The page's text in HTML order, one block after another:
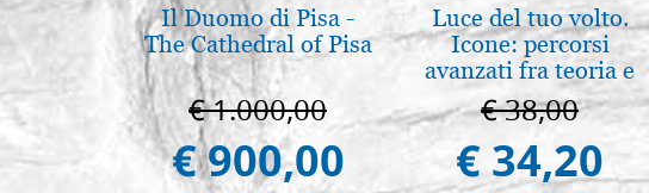
Il Duomo di Pisa -
The Cathedral of Pisa
€ 1.000,00
€ 900,00
Luce del tuo volto.
Icone: percorsi
avanzati fra teoria e
pratica. pg. 430
€ 38,00
€ 34,20